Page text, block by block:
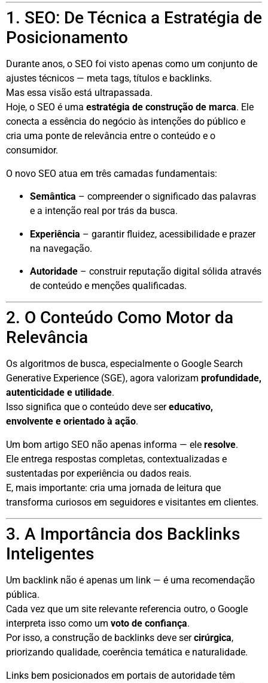
1. SEO: De Técnica a Estratégia de
Posicionamento
Durante anos, o SEO foi visto apenas como um conjunto de
ajustes técnicos — meta tags, títulos e backlinks.
Mas essa visão está ultrapassada.
Hoje, o SEO é uma estratégia de construção de marca. Ele
conecta a essência do negócio às intenções do público e
cria uma ponte de relevância entre o conteúdo e o
consumidor.
O novo SEO atua em três camadas fundamentais:
Semântica – compreender o significado das palavras
e a intenção real por trás da busca.
Experiência – garantir fluidez, acessibilidade e prazer
na navegação.
Autoridade – construir reputação digital sólida através
de conteúdo e menções qualificadas.
2. O Conteúdo Como Motor da
Relevância
Os algoritmos de busca, especialmente o Google Search
Generative Experience (SGE), agora valorizam profundidade,
autenticidade e utilidade.
Isso significa que o conteúdo deve sereducativo,
envolvente e orientado à ação.
Um bom artigo SEO não apenas informa — ele resolve.
Ele entrega respostas completas, contextualizadas e
sustentadas por experiência ou dados reais.
E, mais importante: cria uma jornada de leitura que
transforma curiosos em seguidores e visitantes em clientes.
3. A Importância dos Backlinks
Inteligentes
Um backlink não é apenas um link — é uma recomendação
pública.
Cada vez que um site relevante referencia outro, o Google
interpreta isso como um voto de confiança.
Por isso, a construção de backlinks deve sercirúrgica,
priorizando qualidade, coerência temática e naturalidade.
Links bem posicionados em portais de autoridade têm